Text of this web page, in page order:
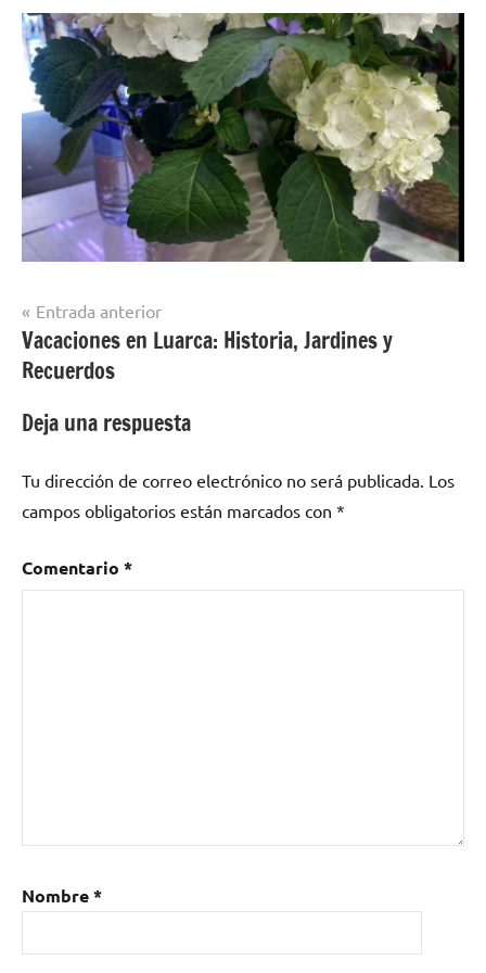
Navegación
de
entradas
Entrada anterior
Vacaciones en Luarca: Historia, Jardines y
Recuerdos
Deja una respuesta
Tu dirección de correo electrónico no será publicada. Los
campos obligatorios están marcados con *
Comentario *
Nombre*